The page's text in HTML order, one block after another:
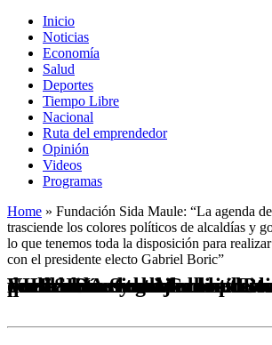
Inicio
Noticias
Economía
Salud
Deportes
Tiempo Libre
Nacional
Ruta del emprendedor
Opinión
Videos
Programas
Home » Fundación Sida Maule: “La agenda
trasciende los colores políticos de alcaldías y
lo que tenemos toda la disposición para
con el presidente electo Gabriel Boric”
Fundación Sida Maule: “La agenda de VIH-SIDA trasciende los colores políticos de alcaldías y gobiernos de turno, por lo que tenemos toda la disposición para realizar un trabajo continuo con el